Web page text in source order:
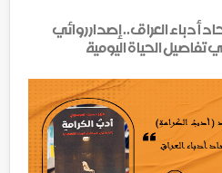
أدباء العراق.. إصدار روائي
الحياة اليومية